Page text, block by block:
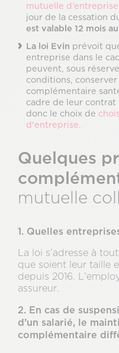
mutuelle d’entreprise.
jour de la cessation
est valable 12 mois
La loi Evin prévoit
entreprise dans le
peuvent, sous
conditions,
complémentaire
cadre de leur
donc le choix de
d'entreprise.
Quelques
mutuelle
1. Quelles
La loi s’adresse à
que soient leur taille
depuis 2016.
assureur.
2. En cas de
d’un salarié, le
complémentaire